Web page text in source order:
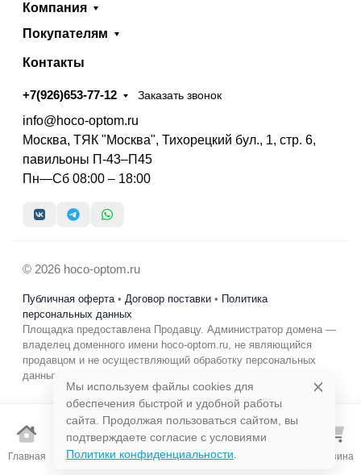
Главная Каталог Поиск Корзина
Компания
Покупателям
Контакты
+7(926)653-77-12 Заказать звонок
info@hoco-optom.ru
Москва, ТЯК "Москва", Тихорецкий бул., 1, стр. 6,
павильоны П-43–П45
Пн—Сб 08:00 – 18:00
© 2026 hoco-optom.ru
Публичная оферта• Договор поставки • Политика
персональных данных
Площадка предоставлена Продавцу. Администратор домена —
владелец доменного имени hoco-optom.ru, не являющийся
продавцом и не осуществляющий обработку персональных
данных в коммерческих целях.
Мы используем файлы cookies для
обеспечения быстрой и удобной работы
сайта. Продолжая пользоваться сайтом, вы
подтверждаете согласие с условиями
Политики конфиденциальности